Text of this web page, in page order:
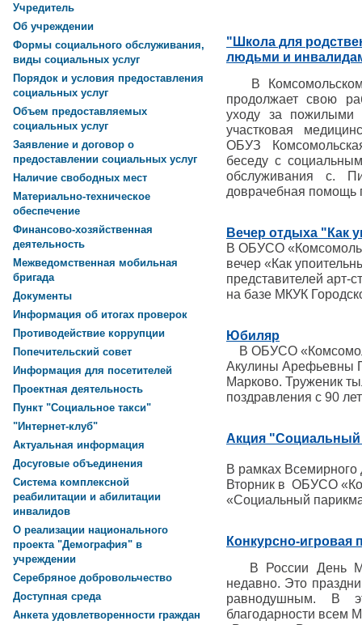
"Школа для
людьми и
В Комсомольском
продолжает свою
уходу за
участковая
ОБУЗ
беседу с
обслуживания с.
доврачебная помощь
Вечер отдыха "Как
В ОБУСО
вечер «Как
представителей арт-
на базе МКУК
Юбиляр
В ОБУСО
Акулины Арефьевны
Марково. Труженик
поздравления с 90
Акция "Социальный
В рамках
Вторник в ОБУСО
«Социальный
Конкурсно-игровая
В России День
недавно. Это
равнодушным. В
благодарности всем
Учредитель
Об учреждении
Формы социального обслуживания,
виды социальных услуг
Порядок и условия предоставления
социальных услуг
Объем предоставляемых
социальных услуг
Заявление и договор о
предоставлении социальных услуг
Наличие свободных мест
Материально-техническое
обеспечение
Финансово-хозяйственная
деятельность
Межведомственная мобильная
бригада
Документы
Информация об итогах проверок
Противодействие коррупции
Попечительский совет
Информация для посетителей
Проектная деятельность
Пункт "Социальное такси"
"Интернет-клуб"
Актуальная информация
Досуговые объединения
Система комплексной
реабилитации и абилитации
инвалидов
О реализации национального
проекта "Демография" в
учреждении
Серебряное добровольчество
Доступная среда
Анкета удовлетворенности граждан